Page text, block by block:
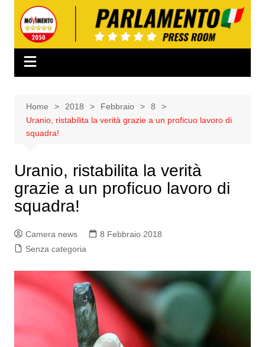
contenuto
Home 2018 Febbraio
8
Uranio, ristabilita la verità grazie a un proficuo lavoro di
squadra!
Uranio, ristabilita la verità
grazie a un proficuo lavoro di
squadra!
Camera news
8 Febbraio 2018
Senza categoria